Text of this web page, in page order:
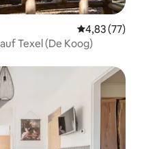
4,83 (77)
Texel (De Koog)